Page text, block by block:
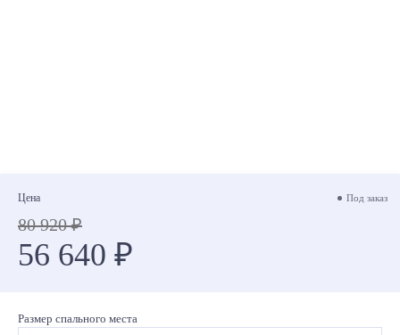
Цена Под заказ
80 920 ₽
56 640 ₽
Размер спального места